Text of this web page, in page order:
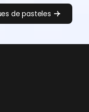
de pasteles